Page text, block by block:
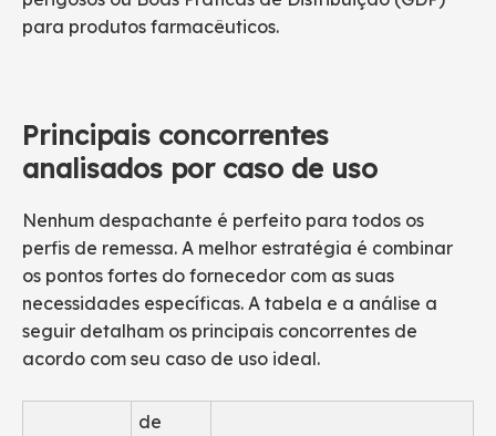
para produtos farmacêuticos.
Principais concorrentes
analisados ​​por caso de uso
Nenhum despachante é perfeito para todos os
perfis de remessa. A melhor estratégia é combinar
os pontos fortes do fornecedor com as suas
necessidades específicas. A tabela e a análise a
seguir detalham os principais concorrentes de
acordo com seu caso de uso ideal.
de